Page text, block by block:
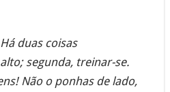
duas coisas
segunda, treinar-se.
Não o ponhas de lado,